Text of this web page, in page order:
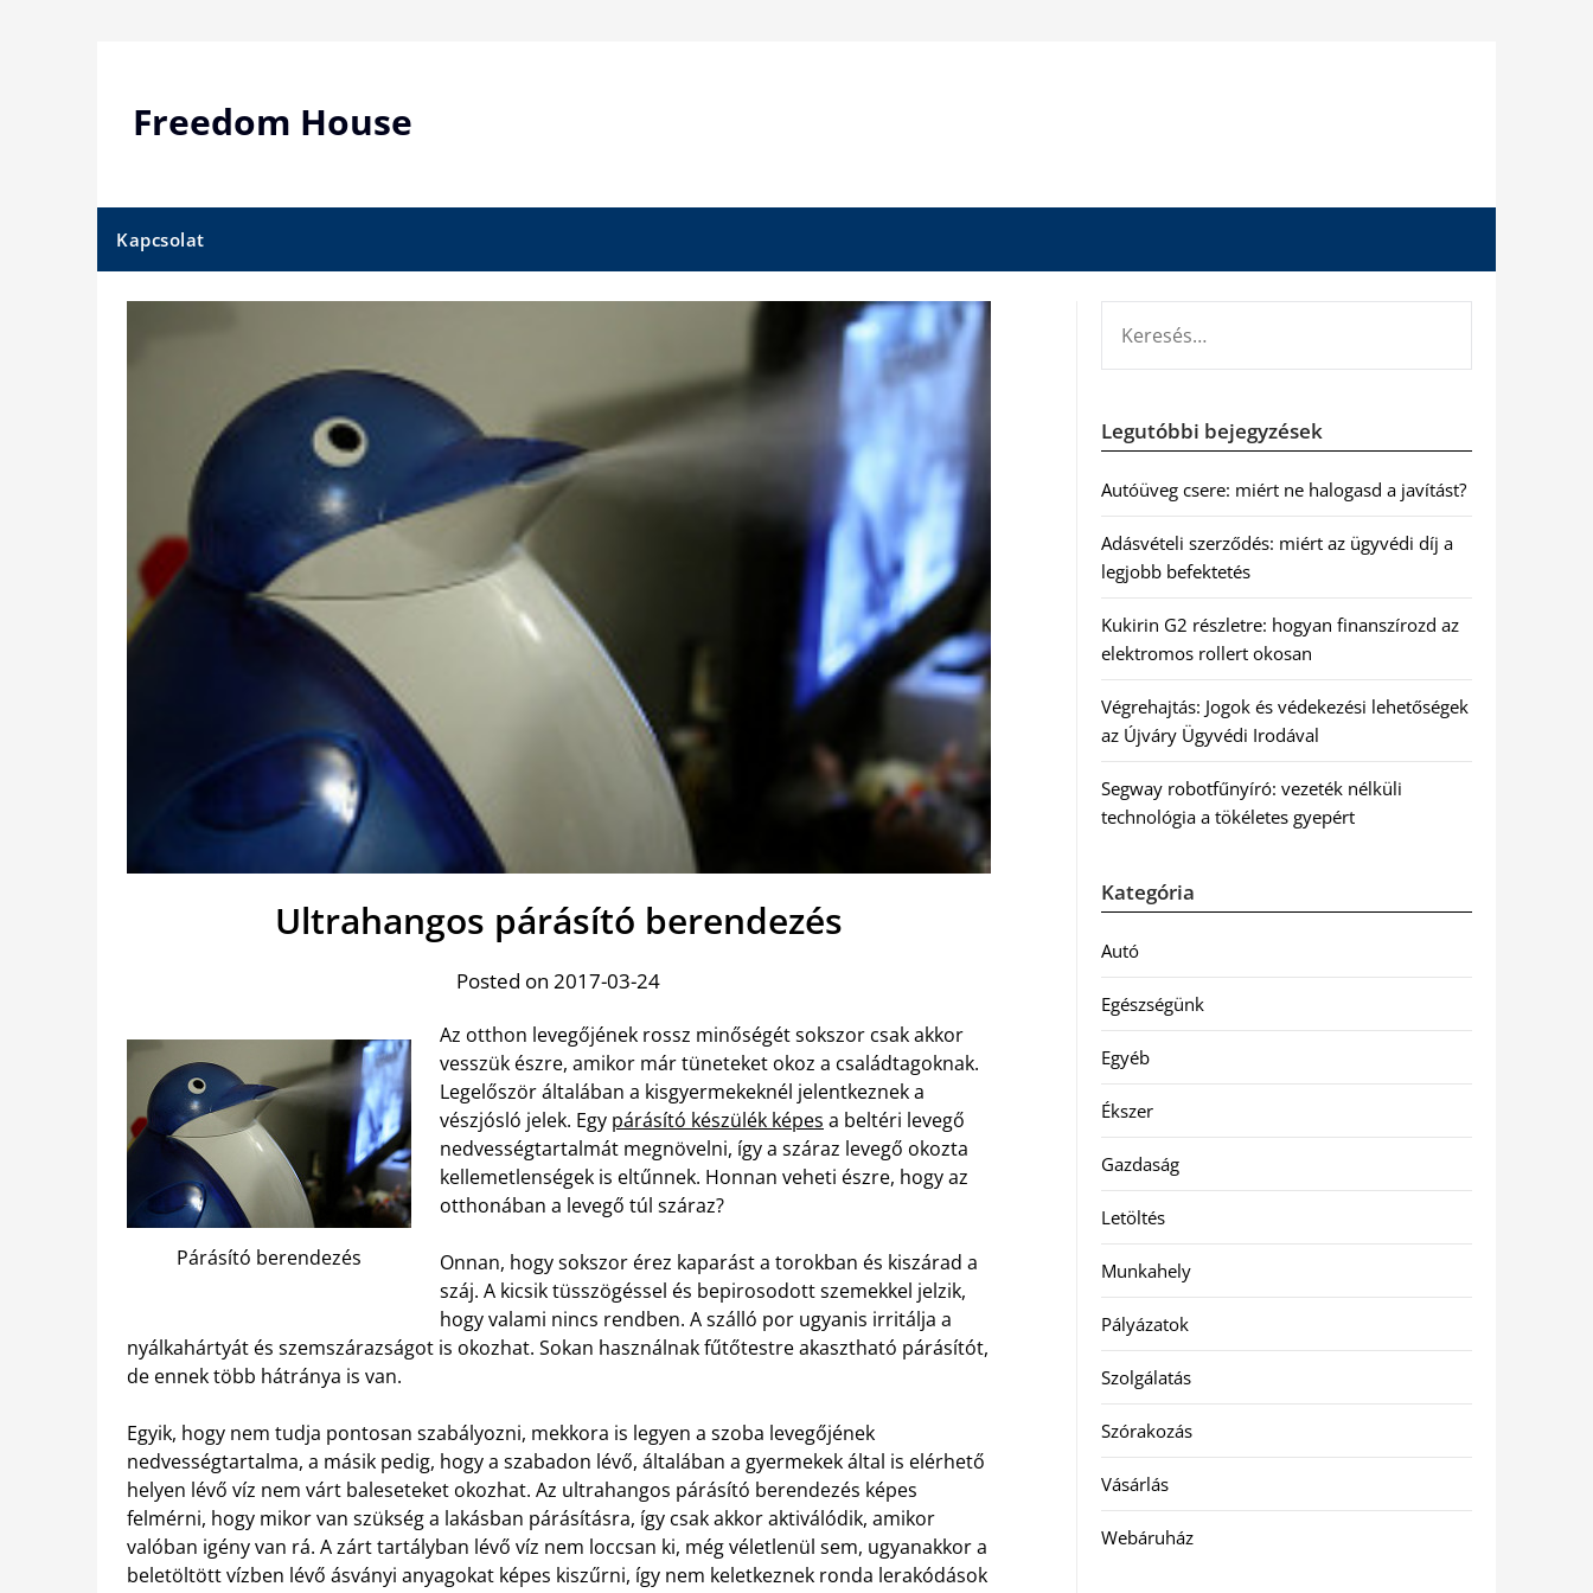
Freedom House
Kapcsolat
Ultrahangos párásító berendezés
Posted on 2017-03-24
Párásító berendezés
Az otthon levegőjének rossz minőségét sokszor csak akkor
vesszük észre, amikor már tüneteket okoz a családtagoknak.
Legelőször általában a kisgyermekeknél jelentkeznek a
vészjósló jelek. Egy párásító készülék képes a beltéri levegő
nedvességtartalmát megnövelni, így a száraz levegő okozta
kellemetlenségek is eltűnnek. Honnan veheti észre, hogy az
otthonában a levegő túl száraz?
Onnan, hogy sokszor érez kaparást a torokban és kiszárad a
száj. A kicsik tüsszögéssel és bepirosodott szemekkel jelzik,
hogy valami nincs rendben. A szálló por ugyanis irritálja a
nyálkahártyát és szemszárazságot is okozhat. Sokan használnak fűtőtestre akasztható párásítót,
de ennek több hátránya is van.
Egyik, hogy nem tudja pontosan szabályozni, mekkora is legyen a szoba levegőjének
nedvességtartalma, a másik pedig, hogy a szabadon lévő, általában a gyermekek által is elérhető
helyen lévő víz nem várt baleseteket okozhat. Az ultrahangos párásító berendezés képes
felmérni, hogy mikor van szükség a lakásban párásításra, így csak akkor aktiválódik, amikor
valóban igény van rá. A zárt tartályban lévő víz nem loccsan ki, még véletlenül sem, ugyanakkor a
beletöltött vízben lévő ásványi anyagokat képes kiszűrni, így nem keletkeznek ronda lerakódások
Legutóbbi bejegyzések
Autóüveg csere: miért ne halogasd a javítást?
Adásvételi szerződés: miért az ügyvédi díj a
legjobb befektetés
Kukirin G2 részletre: hogyan finanszírozd az
elektromos rollert okosan
Végrehajtás: Jogok és védekezési lehetőségek
az Újváry Ügyvédi Irodával
Segway robotfűnyíró: vezeték nélküli
technológia a tökéletes gyepért
Kategória
Autó
Egészségünk
Egyéb
Ékszer
Gazdaság
Letöltés
Munkahely
Pályázatok
Szolgálatás
Szórakozás
Vásárlás
Webáruház